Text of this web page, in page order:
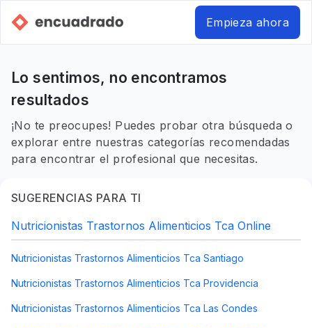
Empieza ahora
Lo sentimos, no encontramos
resultados
¡No te preocupes! Puedes probar otra búsqueda o
explorar entre nuestras categorías recomendadas
para encontrar el profesional que necesitas.
SUGERENCIAS PARA TI
Nutricionistas Trastornos Alimenticios Tca Online
Nutricionistas Trastornos Alimenticios Tca Santiago
Nutricionistas Trastornos Alimenticios Tca Providencia
Nutricionistas Trastornos Alimenticios Tca Las Condes